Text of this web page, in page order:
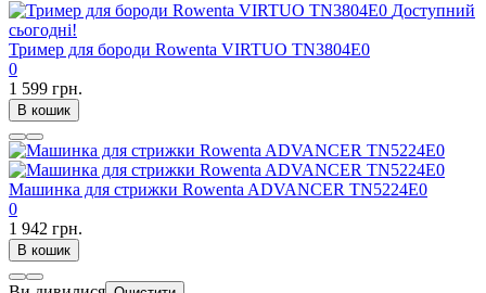
Доступний
сьогодні!
Тример для бороди Rowenta VIRTUO TN3804E0
0
1 599 грн.
В кошик
Машинка для стрижки Rowenta ADVANCER TN5224E0
0
1 942 грн.
В кошик